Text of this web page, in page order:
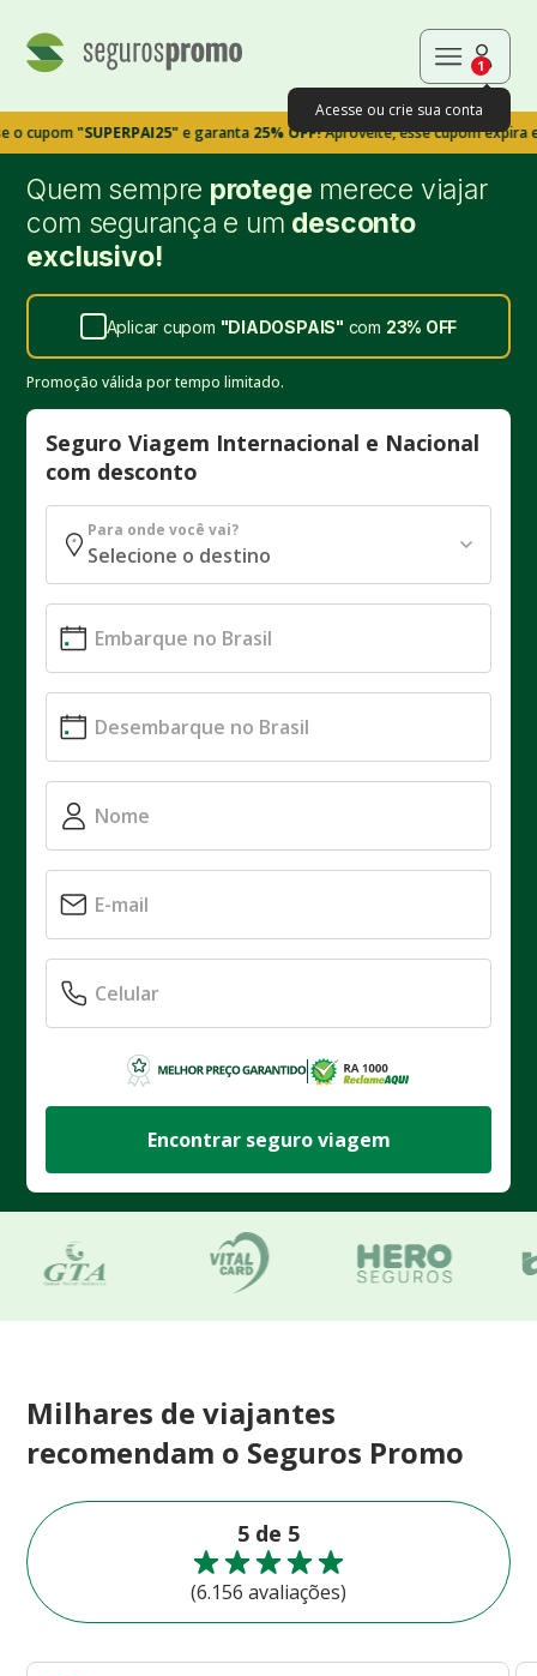
1
Acesse ou crie sua conta
"SUPERPAI25"e garanta25% OFF!Aproveite, esse cupom expira em
Quem sempre protege merece viajar
com segurança e um desconto
exclusivo!
Aplicar cupom "DIADOSPAIS" com 23% OFF
Promoção válida por tempo limitado.
Seguro Viagem Internacional e Nacional
com desconto
Para onde você vai?
Encontrar seguro viagem
Milhares de viajantes
recomendam o Seguros Promo
5 de 5
(6.156 avaliações)